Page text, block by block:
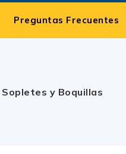
Preguntas Frecuentes
y Boquillas